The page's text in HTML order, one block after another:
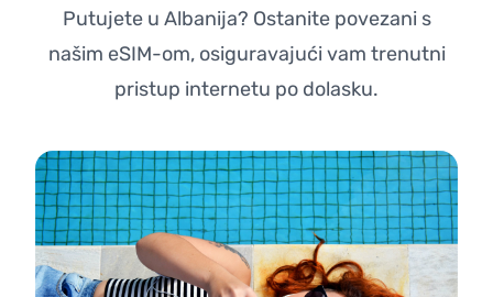
Putujete u Albanija? Ostanite povezani s
našim eSIM-om, osiguravajući vam trenutni
pristup internetu po dolasku.